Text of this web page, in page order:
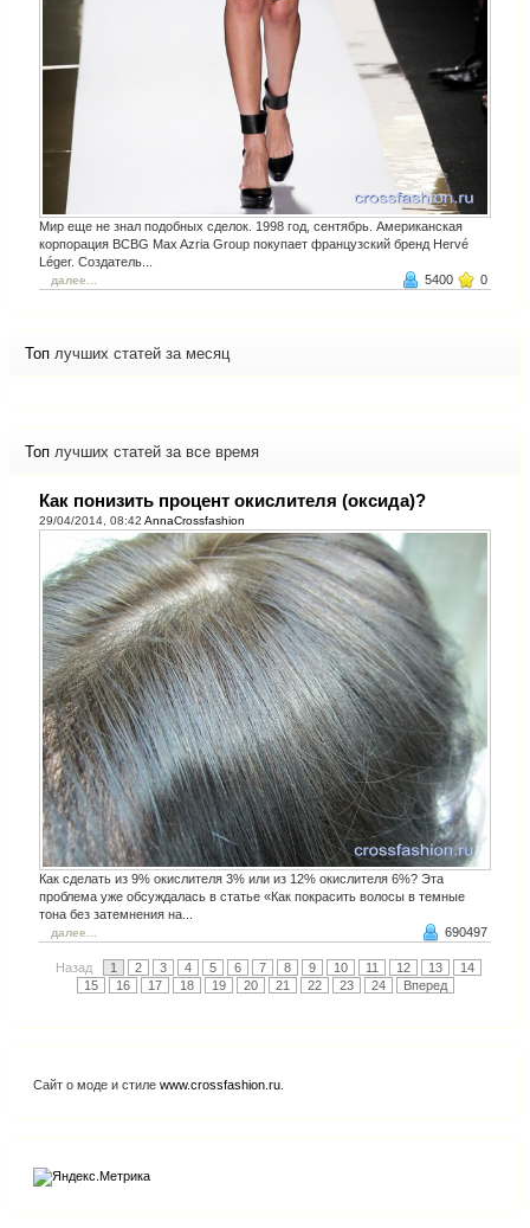
Мир еще не знал подобных сделок. 1998 год, сентябрь. Американская
корпорация BCBG Max Azria Group покупает французский бренд Hervé
Léger. Создатель...
далее... 5400 0
Топ лучших статей за месяц
Топ лучших статей за все время
Как понизить процент окислителя (оксида)?
29/04/2014, 08:42 AnnaCrossfashion
Как сделать из 9% окислителя 3% или из 12% окислителя 6%? Эта
проблема уже обсуждалась в статье «Как покрасить волосы в темные
тона без затемнения на...
далее... 690497
Назад 1 2 3 4 5 6 7 8 9 10 11 12 13
14
15
16 17 18 19 20 21 22 23 24 Вперед
Сайт о моде и стиле www.crossfashion.ru